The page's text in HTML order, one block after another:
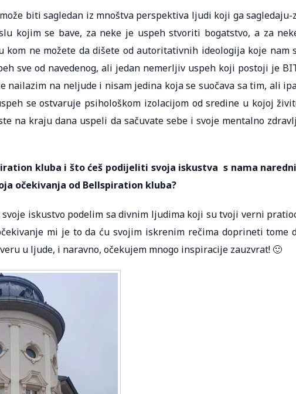
biti sagledan iz mnoštva perspektiva ljudi koji ga sagledaju-
kojim se bave, za neke je uspeh stvoriti bogatstvo, a za
kom ne možete da dišete od autoritativnih ideologija koje nam
sve od navedenog, ali jedan nemerljiv uspeh koji postoji je
nailazim na neljude i nisam jedina koja se suočava sa tim, ali
se ostvaruje psihološkom izolacijom od sredine u kojoj
na kraju dana uspeli da sačuvate sebe i svoje mentalno
kluba i što ćeš podijeliti svoja iskustva s nama
očekivanja od Bellspiration kluba?
iskustvo podelim sa divnim ljudima koji su tvoji verni
mi je to da ću svojim iskrenim rečima doprineti tome
u ljude, i naravno, očekujem mnogo inspiracije zauzvrat! 🙂